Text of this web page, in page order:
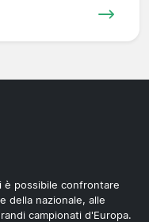
è possibile confrontare
della nazionale, alle
campionati d'Europa.